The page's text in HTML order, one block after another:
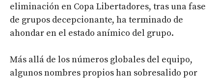
eliminación en Copa Libertadores, tras una fase
de grupos decepcionante, ha terminado de
ahondar en el estado anímico del grupo.
Más allá de los números globales del equipo,
algunos nombres propios han sobresalido por